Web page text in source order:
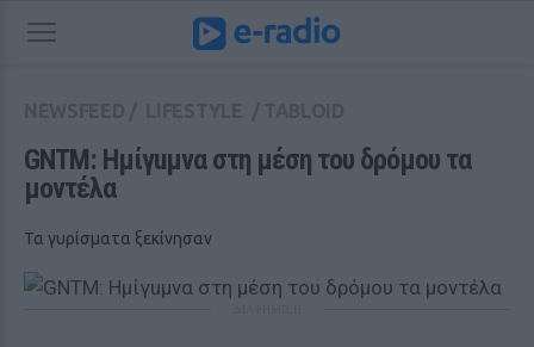
GNTM: Ημίγuμνα στη μέση του δρόμου τα
μοντέλα
Τα γυρίσματα ξεκίνησαν